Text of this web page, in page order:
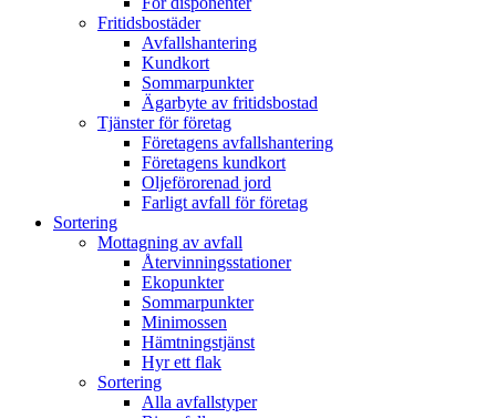
Fritidsbostäder
Avfallshantering
Kundkort
Sommarpunkter
Ägarbyte av fritidsbostad
Tjänster för företag
Företagens avfallshantering
Företagens kundkort
Oljeförorenad jord
Farligt avfall för företag
Sortering
Mottagning av avfall
Återvinningsstationer
Ekopunkter
Sommarpunkter
Minimossen
Hämtningstjänst
Hyr ett flak
Sortering
Alla avfallstyper